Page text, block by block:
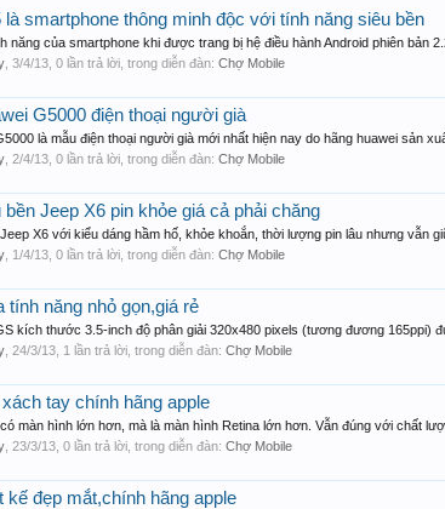
smartphone thông minh độc với tính năng siêu bền
năng của smartphone khi được trang bị hệ điều hành Android phiên bản
3/4/13 , 0 lần trả lời, trong diễn đàn: Chợ Mobile
G5000 điện thoại người già
là mẫu điện thoại người già mới nhất hiện nay do hãng huawei sản
2/4/13 , 0 lần trả lời, trong diễn đàn: Chợ Mobile
Jeep X6 pin khỏe giá cả phải chăng
X6 với kiểu dáng hầm hố, khỏe khoắn, thời lượng pin lâu nhưng vẫn
1/4/13 , 0 lần trả lời, trong diễn đàn: Chợ Mobile
tính năng nhỏ gọn,giá rẻ
kích thước 3.5-inch độ phân giải 320x480 pixels (tương đương 165ppi)
24/3/13 , 1 lần trả lời, trong diễn đàn: Chợ Mobile
tay chính hãng apple
màn hình lớn hơn, mà là màn hình Retina lớn hơn. Vẫn đúng với chất
23/3/13 , 0 lần trả lời, trong diễn đàn: Chợ Mobile
kế đẹp mắt,chính hãng apple